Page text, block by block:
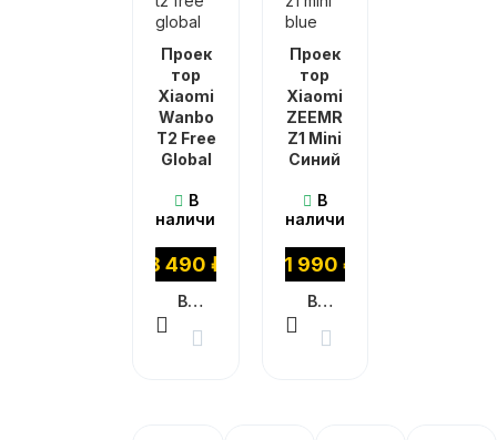
Проек
тор
Xiaomi
Wanbo
T2 Free
Global
В
наличии
8 490 ₽
В КОРЗИНУ
Проек
тор
Xiaomi
ZEEMR
Z1 Mini
Синий
В
наличии
21 990₽
В КОРЗИНУ